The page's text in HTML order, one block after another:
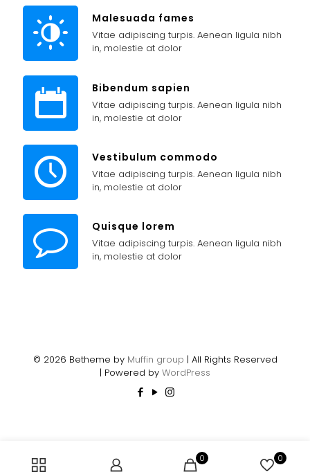
Malesuada fames
Vitae adipiscing turpis. Aenean ligula nibh
in, molestie at dolor
Bibendum sapien
Vitae adipiscing turpis. Aenean ligula nibh
in, molestie at dolor
Vestibulum commodo
Vitae adipiscing turpis. Aenean ligula nibh
in, molestie at dolor
Quisque lorem
Vitae adipiscing turpis. Aenean ligula nibh
in, molestie at dolor
© 2026 Betheme by Muffin group | All Rights Reserved
| Powered by WordPress
0 0